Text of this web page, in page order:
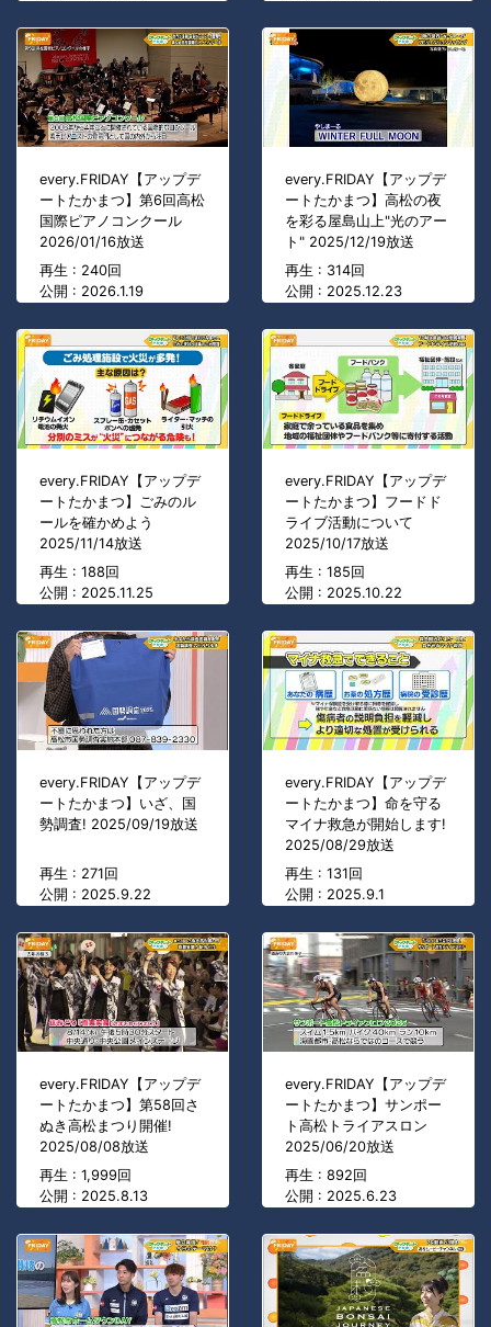
every.FRIDAY【アップデ
ートたかまつ】第6回高松
国際ピアノコンクール
2026/01/16放送
再生 : 240回
公開 : 2026.1.19
every.FRIDAY【アップデ
ートたかまつ】高松の夜
を彩る屋島山上"光のアー
ト" 2025/12/19放送
再生 : 314回
公開 : 2025.12.23
every.FRIDAY【アップデ
ートたかまつ】ごみのル
ールを確かめよう
2025/11/14放送
再生 : 188回
公開 : 2025.11.25
every.FRIDAY【アップデ
ートたかまつ】フードド
ライブ活動について
2025/10/17放送
再生 : 185回
公開 : 2025.10.22
every.FRIDAY【アップデ
ートたかまつ】いざ、国
勢調査! 2025/09/19放送
再生 : 271回
公開 : 2025.9.22
every.FRIDAY【アップデ
ートたかまつ】命を守る
マイナ救急が開始します!
2025/08/29放送
再生 : 131回
公開 : 2025.9.1
every.FRIDAY【アップデ
ートたかまつ】第58回さ
ぬき高松まつり開催!
2025/08/08放送
再生 : 1,999回
公開 : 2025.8.13
every.FRIDAY【アップデ
ートたかまつ】サンポー
ト高松トライアスロン
2025/06/20放送
再生 : 892回
公開 : 2025.6.23